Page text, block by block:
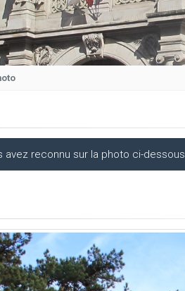
reconnu sur la photo ci-